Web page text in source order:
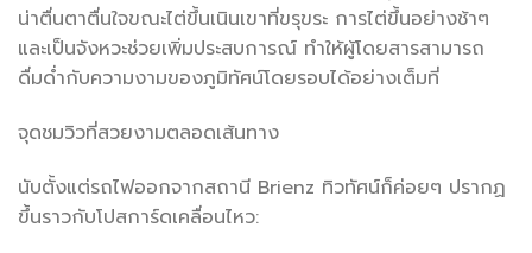
น่าตื่นตาตื่นใจขณะไต่ขึ้นเนินเขาที่ขรุขระ การไต่ขึ้นอย่างช้าๆ
และเป็นจังหวะช่วยเพิ่มประสบการณ์ ทำให้ผู้โดยสารสามารถ
ดื่มด่ำกับความงามของภูมิทัศน์โดยรอบได้อย่างเต็มที่
จุดชมวิวที่สวยงามตลอดเส้นทาง
นับตั้งแต่รถไฟออกจากสถานี Brienz ทิวทัศน์ก็ค่อยๆ ปรากฏ
ขึ้นราวกับโปสการ์ดเคลื่อนไหว: